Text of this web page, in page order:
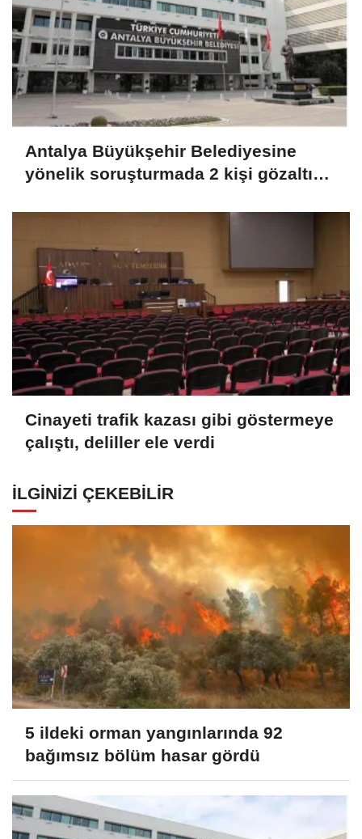
Antalya Büyükşehir Belediyesine
yönelik soruşturmada 2 kişi gözaltına
Cinayeti trafik kazası gibi göstermeye
çalıştı, deliller ele verdi
İLGINIZI ÇEKEBILIR
5 ildeki orman yangınlarında 92
bağımsız bölüm hasar gördü